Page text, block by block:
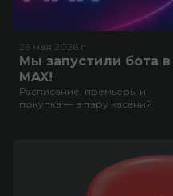
26 мая 2026 г.
Мы запустили бота в
MAX!
Расписание, премьеры и
покупка — в пару касаний.